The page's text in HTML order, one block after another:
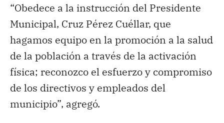
“Obedece a la instrucción del Presidente
Municipal, Cruz Pérez Cuéllar, que
hagamos equipo en la promoción a la salud
de la población a través de la activación
física; reconozco el esfuerzo y compromiso
de los directivos y empleados del
municipio”, agregó.